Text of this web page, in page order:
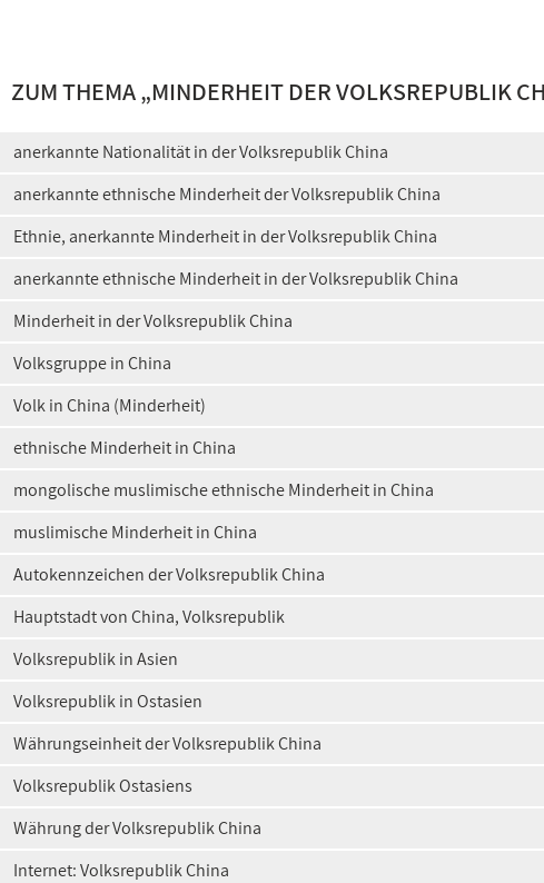
ZUM THEMA „MINDERHEIT DER VOLKSREPUBLIK
anerkannte Nationalität in der Volksrepublik China
anerkannte ethnische Minderheit der Volksrepublik China
Ethnie, anerkannte Minderheit in der Volksrepublik China
anerkannte ethnische Minderheit in der Volksrepublik China
Minderheit in der Volksrepublik China
Volksgruppe in China
Volk in China (Minderheit)
ethnische Minderheit in China
mongolische muslimische ethnische Minderheit in China
muslimische Minderheit in China
Autokennzeichen der Volksrepublik China
Hauptstadt von China, Volksrepublik
Volksrepublik in Asien
Volksrepublik in Ostasien
Währungseinheit der Volksrepublik China
Volksrepublik Ostasiens
Währung der Volksrepublik China
Internet: Volksrepublik China